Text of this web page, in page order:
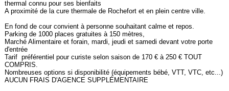
thermal connu pour ses bienfaits
A proximité de la cure thermale de Rochefort et en plein centre ville.
En fond de cour convient à personne souhaitant calme et repos.
Parking de 1000 places gratuites à 150 mètres,
Marché Alimentaire et forain, mardi, jeudi et samedi devant votre porte
d'entrée
Tarif préférentiel pour curiste selon saison de 170 € à 250 € TOUT
COMPRIS.
Nombreuses options si disponibilité (équipements bébé, VTT, VTC, etc...)
AUCUN FRAIS D'AGENCE SUPPLÉMENTAIRE